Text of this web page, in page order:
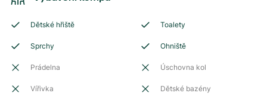
Dětské hřiště Toalety
Sprchy Ohniště
Prádelna Úschovna kol
Vířivka Dětské bazény